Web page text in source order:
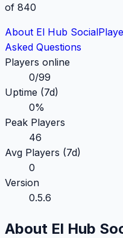
of 840
About El Hub Social
Asked Questions
Players online
0/99
Uptime (7d)
0%
Peak Players
46
Avg Players (7d)
0
Version
0.5.6
About El Hub